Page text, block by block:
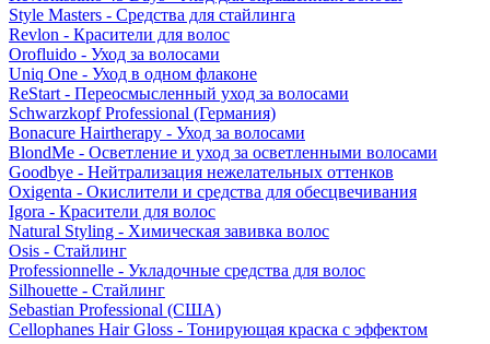
Style Masters - Средства для стайлинга
Revlon - Красители для волос
Orofluido - Уход за волосами
Uniq One - Уход в одном флаконе
ReStart - Переосмысленный уход за волосами
Schwarzkopf Professional (Германия)
Bonacure Hairtherapy - Уход за волосами
BlondMe - Осветление и уход за осветленными волосами
Goodbye - Нейтрализация нежелательных оттенков
Oxigenta - Окислители и средства для обесцвечивания
Igora - Красители для волос
Natural Styling - Химическая завивка волос
Osis - Стайлинг
Professionnelle - Укладочные средства для волос
Silhouette - Стайлинг
Sebastian Professional (США)
Cellophanes Hair Gloss - Тонирующая краска с эффектом